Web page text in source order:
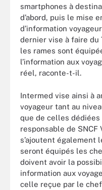
smartphones à
d’abord, puis le mise
d’information
dernier vise à faire du
les rames sont
l’information aux
réel, raconte-t-il.
Intermed vise ainsi à
voyageur tant au
que de celles
responsable de SNCF
s’ajoutent également
seront équipés les
doivent avoir la
information aux
celle reçue par le chef